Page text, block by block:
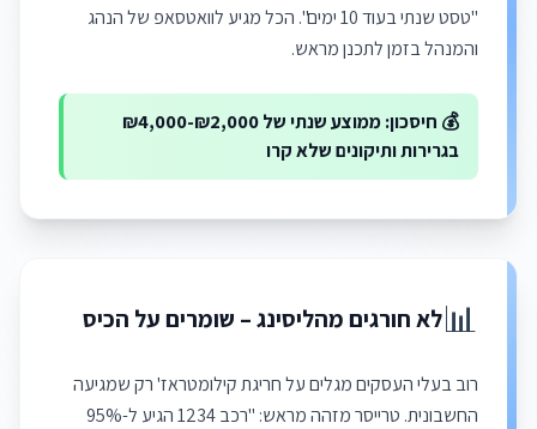
"טסט שנתי בעוד 10 ימים". הכל מגיע לוואטסאפ של הנהג
והמנהל בזמן לתכנן מראש.
💰 חיסכון: ממוצע שנתי של ₪2,000-₪4,000
בגרירות ותיקונים שלא קרו
📊לא חורגים מהליסינג – שומרים על הכיס
רוב בעלי העסקים מגלים על חריגת קילומטראז' רק שמגיעה
החשבונית. טרייסר מזהה מראש: "רכב 1234 הגיע ל-95%